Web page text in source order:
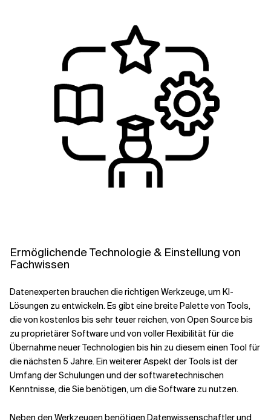
Ermöglichende Technologie & Einstellung von
Fachwissen
Datenexperten brauchen die richtigen Werkzeuge, um KI-
Lösungen zu entwickeln. Es gibt eine breite Palette von Tools,
die von kostenlos bis sehr teuer reichen, von Open Source bis
zu proprietärer Software und von voller Flexibilität für die
Übernahme neuer Technologien bis hin zu diesem einen Tool für
die nächsten 5 Jahre. Ein weiterer Aspekt der Tools ist der
Umfang der Schulungen und der softwaretechnischen
Kenntnisse, die Sie benötigen, um die Software zu nutzen.
Neben den Werkzeugen benötigen Datenwissenschaftler und